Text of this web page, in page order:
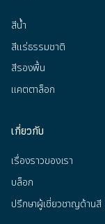
สีน้ำ
สีแร่ธรรมชาติ
สีรองพื้น
แคตตาล็อก
เกี่ยวกับ
เรื่องราวของเรา
บล็อก
ปรึกษาผู้เชี่ยวชาญด้านสี